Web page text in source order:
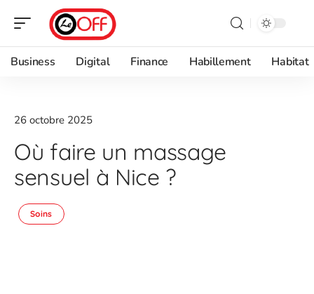
Business Digital Finance Habillement Habitat
26 octobre 2025
Où faire un massage
sensuel à Nice ?
Soins